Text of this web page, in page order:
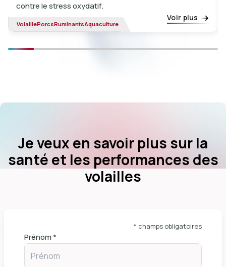
contre le stress oxydatif.
Voir plus
VolaillePorcsRuminantsAquaculture
Je veux en savoir plus sur la
santé et les performances des
volailles
* champs obligatoires
Prénom *